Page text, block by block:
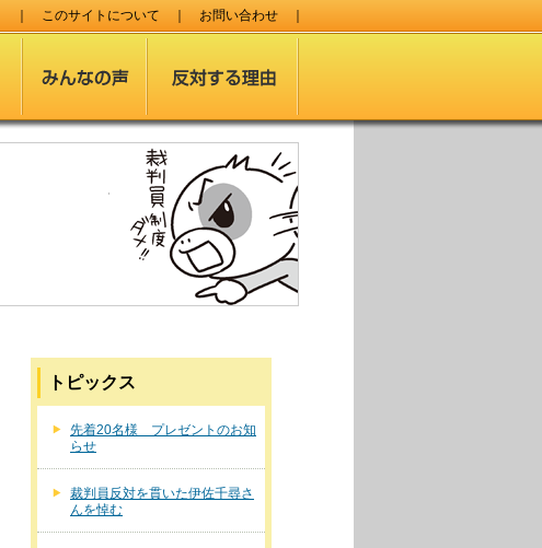
このサイトについて お問い合わせ
トピックス
先着20名様 プレゼントのお知
らせ
裁判員反対を貫いた伊佐千尋さ
んを悼む